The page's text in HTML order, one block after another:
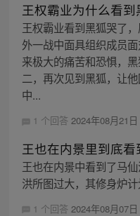
王权霸业为什么看到
王权霸业看到黑狐哭了
外一战中面具组织成员
来极大的痛苦和恐惧，
二，再次见到黑狐，让
中...
1 个回答 2024年08月21
王也在内景里到底看
王也在内景中看到了马
洪所图过大，其修身炉
1 个回答 2024年08月07